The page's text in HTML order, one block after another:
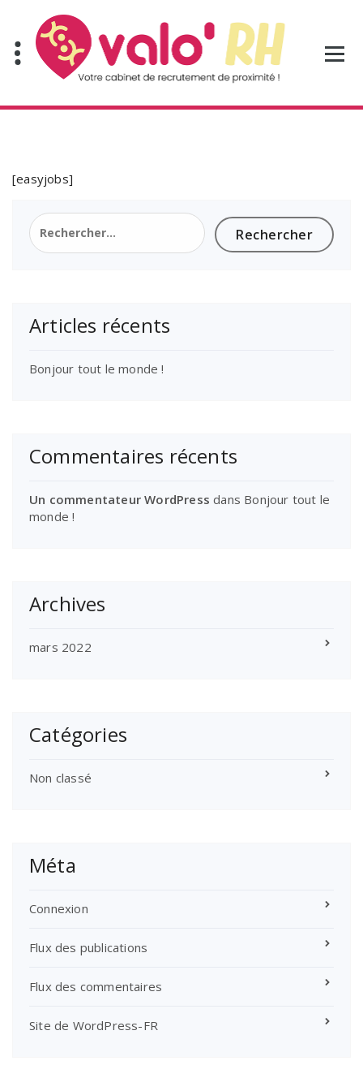
contenu
[easyjobs]
Rechercher :
Articles récents
Bonjour tout le monde !
Commentaires récents
Un commentateur WordPress dans Bonjour tout le
monde !
Archives
mars 2022
Catégories
Non classé
Méta
Connexion
Flux des publications
Flux des commentaires
Site de WordPress-FR